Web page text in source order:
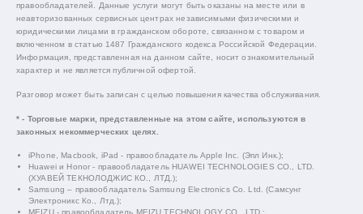
правообладателей. Данные услуги могут быть оказаны на месте или в
неавторизованных сервисных центрах независимыми физическими и
юридическими лицами в гражданском обороте, связанном с товаром и
включенном в статью 1487 Гражданского кодекса Российской Федерации.
Информация, представленная на данном сайте, носит ознакомительный
характер и не является публичной офертой.
Разговор может быть записан с целью повышения качества обслуживания.
* - Торговые марки, представленные на этом сайте, используются в
законных некоммерческих целях.
iPhone, Macbook, iPad - правообладатель Apple Inc. (Эпл Инк.);
Huawei и Honor - правообладатель HUAWEI TECHNOLOGIES CO., LTD.
(ХУАВЕЙ ТЕКНОЛОДЖИС КО., ЛТД.);
Samsung – правообладатель Samsung Electronics Co. Ltd. (Самсунг
Электроникс Ко., Лтд.);
MEIZU - правообладатель MEIZU TECHNOLOGY CO., LTD.;